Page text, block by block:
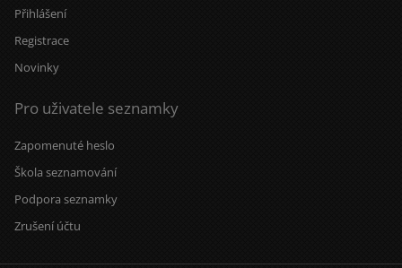
Přihlášení
Registrace
Novinky
Pro uživatele seznamky
Zapomenuté heslo
Škola seznamování
Podpora seznamky
Zrušení účtu